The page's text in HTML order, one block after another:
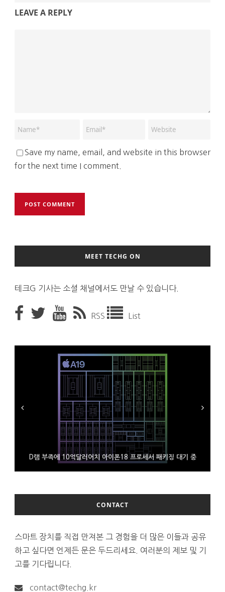
LEAVE A REPLY
Save my name, email, and website in this browser
for the next time I comment.
MEET TECHG ON
테크G 기사는 소셜 채널에서도 만날 수 있습니다.
RSS List
D램 부족에 10억달러어치 아이폰18 프로세서 패키징 대기 중
300~400달러 반지형 스피커 준비하는 오픈AI
조용히 스팀 프레임 검증 요구사항 바꾼 밸브
CONTACT
스마트 장치를 직접 만져본 그 경험을 더 많은 이들과 공유
하고 싶다면 언제든 문은 두드리세요. 여러분의 제보 및 기
고를 기다립니다.
contact@techg.kr